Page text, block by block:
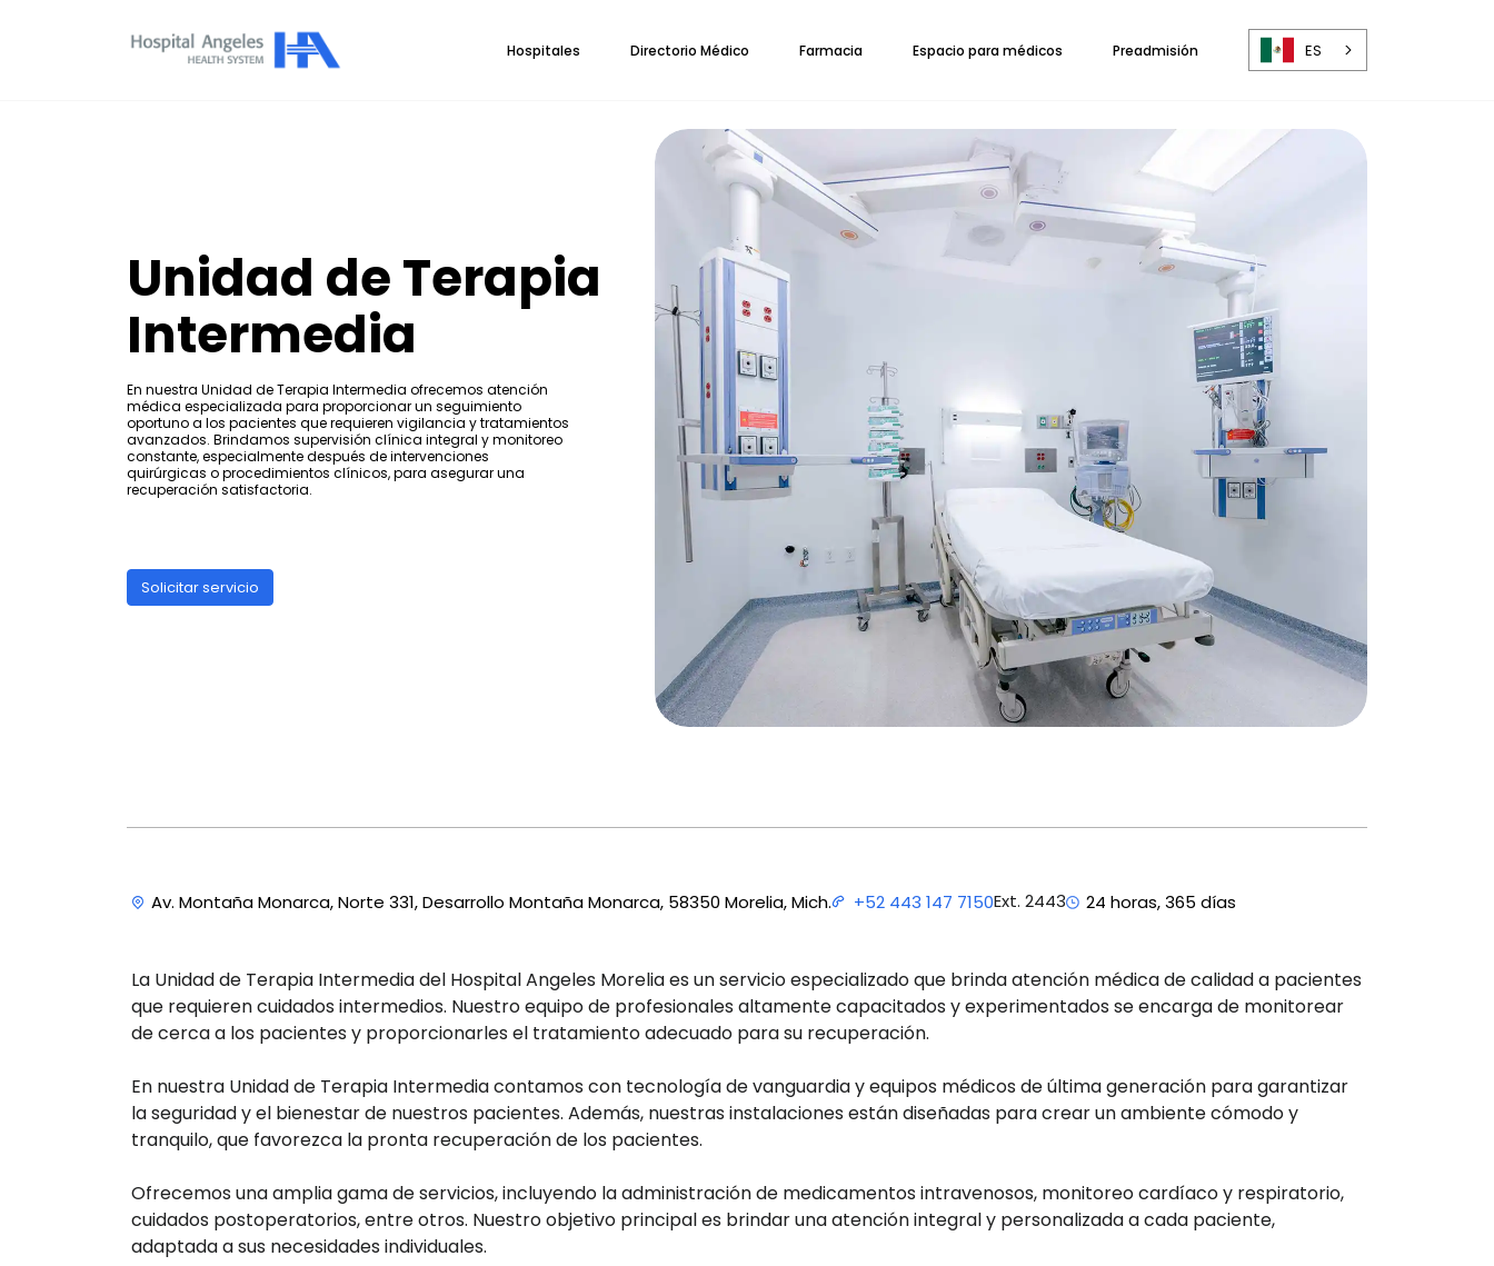
Hospitales Directorio Médico Farmacia Espacio para médicos Preadmisión ES
Unidad de Terapia
Intermedia
En nuestra Unidad de Terapia Intermedia ofrecemos atención
médica especializada para proporcionar un seguimiento
oportuno a los pacientes que requieren vigilancia y tratamientos
avanzados. Brindamos supervisión clínica integral y monitoreo
constante, especialmente después de intervenciones
quirúrgicas o procedimientos clínicos, para asegurar una
recuperación satisfactoria.
Solicitar servicio
Av. Montaña Monarca, Norte 331, Desarrollo Montaña Monarca, 58350 Morelia, Mich. +52 443 147 7150Ext. 2443 24 horas, 365 días
La Unidad de Terapia Intermedia del Hospital Angeles Morelia es un servicio especializado que brinda atención médica de calidad a pacientes
que requieren cuidados intermedios. Nuestro equipo de profesionales altamente capacitados y experimentados se encarga de monitorear
de cerca a los pacientes y proporcionarles el tratamiento adecuado para su recuperación.
En nuestra Unidad de Terapia Intermedia contamos con tecnología de vanguardia y equipos médicos de última generación para garantizar
la seguridad y el bienestar de nuestros pacientes. Además, nuestras instalaciones están diseñadas para crear un ambiente cómodo y
tranquilo, que favorezca la pronta recuperación de los pacientes.
Ofrecemos una amplia gama de servicios, incluyendo la administración de medicamentos intravenosos, monitoreo cardíaco y respiratorio,
cuidados postoperatorios, entre otros. Nuestro objetivo principal es brindar una atención integral y personalizada a cada paciente,
adaptada a sus necesidades individuales.